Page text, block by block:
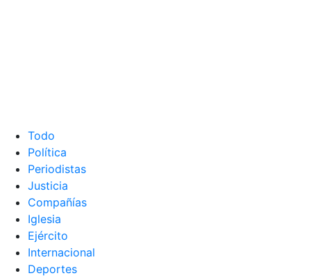
Todo
Política
Periodistas
Justicia
Compañías
Iglesia
Ejército
Internacional
Deportes